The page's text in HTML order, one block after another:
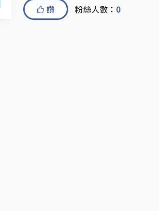
讚 粉絲人數： 0